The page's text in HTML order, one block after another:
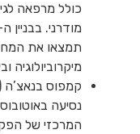
כולל מרפאה
תמצאו את
מיקרוביולוגיה
נסיעה
המרכזי של